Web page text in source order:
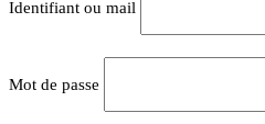
Identifiant ou mail
Mot de passe